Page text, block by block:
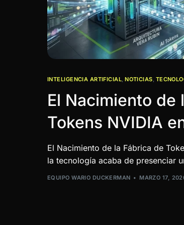
INTELIGENCIA ARTIFICIAL ,NOTICIAS
El Nacimiento de
Tokens NVIDIA
El Nacimiento de la Fábrica de
la tecnología acaba de presenciar
EQUIPO WARIO DUCKERMAN MARZO 17,